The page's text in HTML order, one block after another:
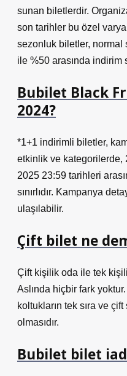
sunan biletlerdir.
son tarihler bu özel
sezonluk biletler, normal
ile %50 arasında indirim
Bubilet Black
2024?
*1+1 indirimli biletler,
etkinlik ve kategorilerde,
2025 23:59 tarihleri
sınırlıdır. Kampanya
ulaşılabilir.
Çift bilet ne
Çift kişilik oda ile tek
Aslında hiçbir fark
koltukların tek sıra ve çift
olmasıdır.
Bubilet bilet